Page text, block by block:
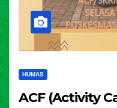
HUMAS
ACF (Activity